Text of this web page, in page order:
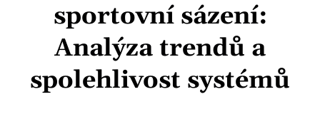
sportovní sázení:
Analýza trendů a
spolehlivost systémů